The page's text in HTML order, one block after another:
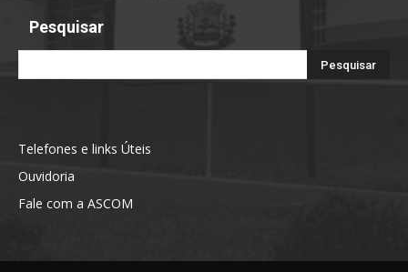
Pesquisar
Telefones e links Úteis
Ouvidoria
Fale com a ASCOM